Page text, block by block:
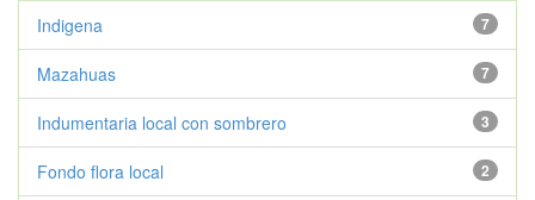
7
Indigena
7
Mazahuas
3
Indumentaria local con sombrero
2
Fondo flora local